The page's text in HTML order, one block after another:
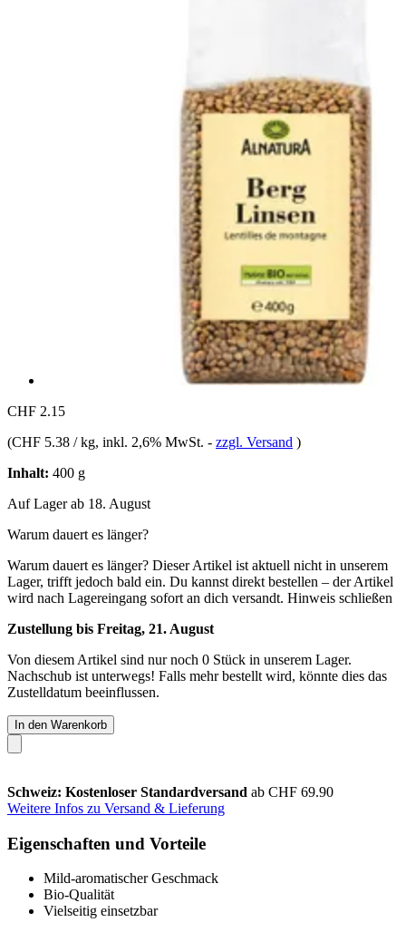
CHF 2.15
(CHF 5.38 / kg, inkl. 2,6% MwSt. - zzgl. Versand )
Inhalt: 400 g
Auf Lager ab 18. August
Warum dauert es länger?
Warum dauert es länger? Dieser Artikel ist aktuell nicht in unserem
Lager, trifft jedoch bald ein. Du kannst direkt bestellen – der Artikel
wird nach Lagereingang sofort an dich versandt. Hinweis schließen
Zustellung bis Freitag, 21. August
Von diesem Artikel sind nur noch 0 Stück in unserem Lager.
Nachschub ist unterwegs! Falls mehr bestellt wird, könnte dies das
Zustelldatum beeinflussen.
In den Warenkorb
Schweiz: Kostenloser Standardversand ab CHF 69.90
Weitere Infos zu Versand & Lieferung
Eigenschaften und Vorteile
Mild-aromatischer Geschmack
Bio-Qualität
Vielseitig einsetzbar